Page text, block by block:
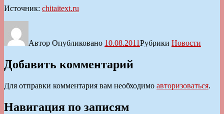
Источник: chitaitext.ru
Автор Опубликовано 10.08.2011Рубрики Новости
Добавить комментарий
Для отправки комментария вам необходимо авторизоваться.
Навигация по записям